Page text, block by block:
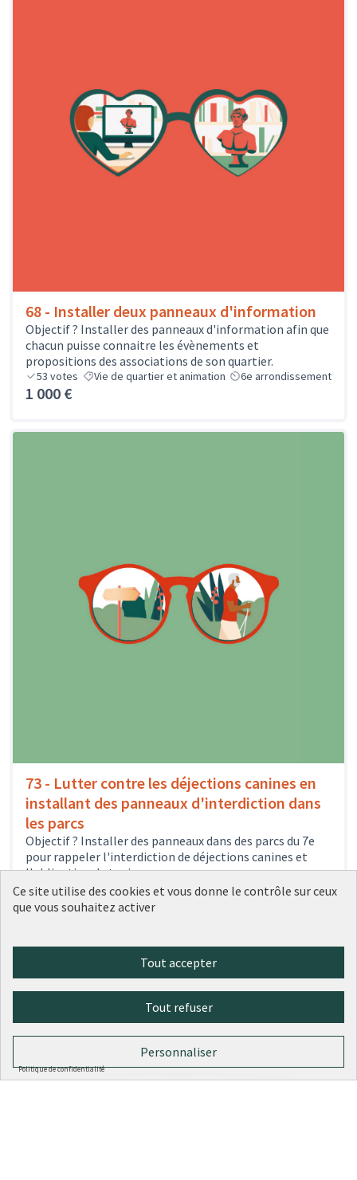
68 - Installer deux panneaux d'information
Objectif ? Installer des panneaux d'information afin que
chacun puisse connaitre les évènements et
propositions des associations de son quartier.
53 votes Vie de quartier et animation 6e arrondissement
1 000 €
73 - Lutter contre les déjections canines en
installant des panneaux d'interdiction dans
les parcs
Objectif ? Installer des panneaux dans des parcs du 7e
pour rappeler l'interdiction de déjections canines et
l'obligation de tenir...
149votes Cadre de vie 7e arrondissement
500 €
Résultats par page :
1 2 3 4 5
Ce site utilise des cookies et vous donne le contrôle sur ceux
que vous souhaitez activer
Tout accepter
Tout refuser
Personnaliser
Politique de confidentialité